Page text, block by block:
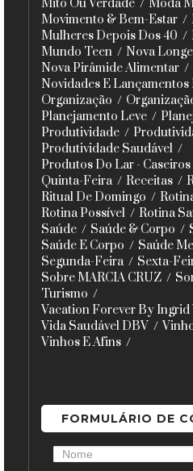
Mito Ou Verdade
Moda
Movimento & Bem-Estar
Mulheres Depois Dos 40
Mundo Teen
Nova
Nova Pirâmide Alimentar
Novidades E Lançamentos
Organização
Planejamento Leve
Produtividade
Produtividade Saudável
Produtos Do Lar - Caseiros
Quinta-Feira
Receitas
Ritual De Domingo
Rotina Possível
Rotina
Saúde
Saúde & Corpo
Saúde E Corpo
Saúde
Segunda-Feira
Sexta-
Sobre MARCIA CRUZ
Turismo
Vacation Forever By Ingrid
Vida Saudável DBV
Vinhos E Afins
FORMULÁRIO DE